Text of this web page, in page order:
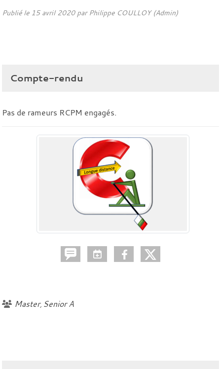
Publié le 15 avril 2020par Philippe COULLOY (Admin)
Compte-rendu
Pas de rameurs RCPM engagés.
Master Senior A